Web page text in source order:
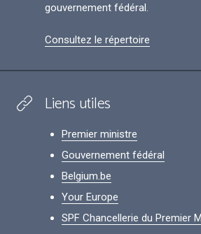
gouvernement fédéral.
Consultez le répertoire
Liens utiles
Premier ministre
Gouvernement fédéral
Belgium.be
Your Europe
SPF Chancellerie du Premier